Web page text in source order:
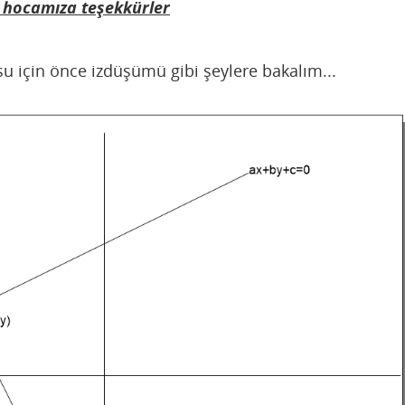
teşekkürler
için önce izdüşümü gibi şeylere bakalım...